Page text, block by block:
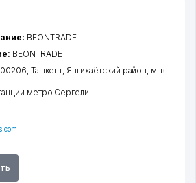
BEONTRADE
BEONTRADE
Ташкент Янгихаётский район м-в
метро Сергели